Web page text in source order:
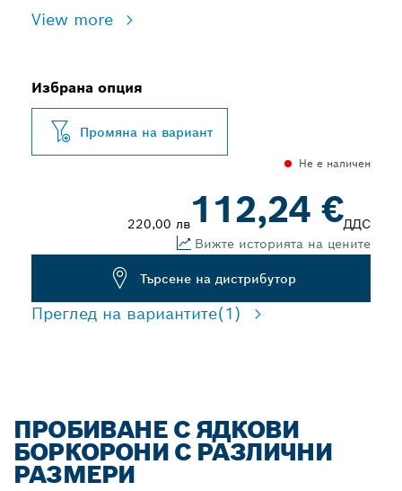
View more
Избрана опция
Промяна на вариант
Не е наличен
220,00 лв112,24 €ДДС
Вижте историята на цените
Търсене на дистрибутор
Преглед на вариантите(1)
ПРОБИВАНЕ С ЯДКОВИ
БОРКОРОНИ С РАЗЛИЧНИ
РАЗМЕРИ